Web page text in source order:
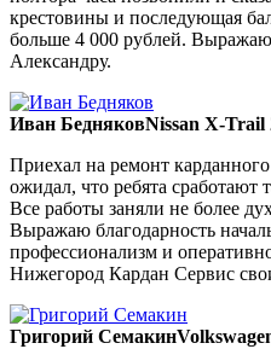
крестовины и последующая
больше 4 000 рублей. Выражаю
Александру.
Иван БедняковNissan X-Trail
Приехал на ремонт
ожидал, что ребята сработают
Все работы заняли не более
Выражаю благодарность
профессионализм и
Нижегород Кардан Сервис
Григорий Семакин